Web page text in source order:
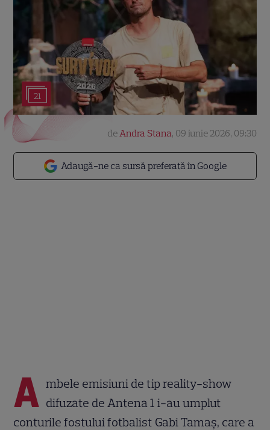
21
Adaugă-ne ca sursă preferată în Google
deAndra Stana, 09 iunie 2026, 09:30
A mbele emisiuni de tip reality-show
difuzate de Antena 1 i-au umplut
conturile fostului fotbalist Gabi Tamaș, care a